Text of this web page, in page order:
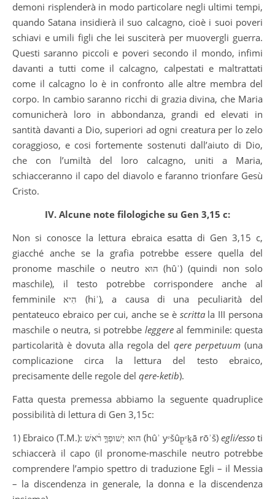
demoni risplenderà in modo particolare negli ultimi tempi,
quando Satana insidierà il suo calcagno, cioè i suoi poveri
schiavi e umili figli che lei susciterà per muovergli guerra.
Questi saranno piccoli e poveri secondo il mondo, infimi
davanti a tutti come il calcagno, calpestati e maltrattati
come il calcagno lo è in confronto alle altre membra del
corpo. In cambio saranno ricchi di grazia divina, che Maria
comunicherà loro in abbondanza, grandi ed elevati in
santità davanti a Dio, superiori ad ogni creatura per lo zelo
coraggioso, e cosi fortemente sostenuti dall’aiuto di Dio,
che con l’umiltà del loro calcagno, uniti a Maria,
schiacceranno il capo del diavolo e faranno trionfare Gesù
Cristo.
IV. Alcune note filologiche su Gen 3,15 c:
Non si conosce la lettura ebraica esatta di Gen 3,15 c,
giacché anche se la grafia potrebbe essere quella del
pronome maschile o neutro הוּא (hûʾ) (quindi non solo
maschile), il testo potrebbe corrispondere anche al
femminile הִיא (hiʾ), a causa di una peculiarità del
pentateuco ebraico per cui, anche se è scrittala III persona
maschile o neutra, si potrebbe leggereal femminile: questa
particolarità è dovuta alla regola del qere perpetuum (una
complicazione circa la lettura del testo ebraico,
precisamente delle regole del qere-ketib).
Fatta questa premessa abbiamo la seguente quadruplice
possibilità di lettura di Gen 3,15c:
1) Ebraico (T.M.): הוּא יְשׁוּפְךָ֣ רֹ֔אשׁ (hûʾ yᵉšûp̱ᵉḵā rōʾš) egli/essoti
schiaccerà il capo (il pronome-maschile neutro potrebbe
comprendere l’ampio spettro di traduzione Egli – il Messia
– la discendenza in generale, la donna e la discendenza